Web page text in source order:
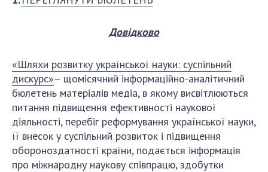
Державний бюджет НАН України
Бланки документів
НОВИНИ
ЗАСІДАННЯ ПРЕЗИДІЇ НАН УКРАЇНИ
НАУКОВІ ВИДАННЯ
МЕДІА ПРО НАС
АКАДЕМІЯ КОМЕНТУЄ
Довідково
«Шляхи розвитку української науки: суспільний
дискурс»– щомісячний інформаційно-аналітичний
бюлетень матеріалів медіа, в якому висвітлюються
питання підвищення ефективності наукової
діяльності, перебіг реформування української науки,
її внесок у суспільний розвиток і підвищення
обороноздатності країни, подається інформація
про міжнародну наукову співпрацю, здобутки